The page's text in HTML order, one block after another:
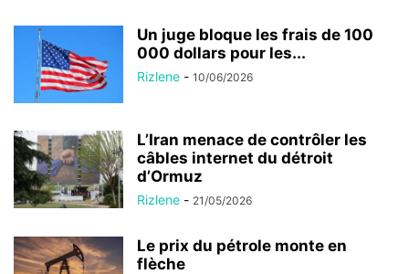
Un juge bloque les frais de 100
000 dollars pour les...
Rizlene - 10/06/2026
L’Iran menace de contrôler les
câbles internet du détroit
d’Ormuz
Rizlene - 21/05/2026
Le prix du pétrole monte en
flèche